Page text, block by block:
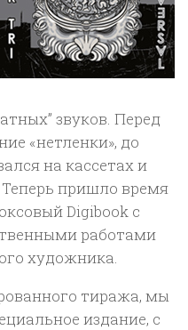
звуков. Перед
«нетленки», до
на кассетах и
пришло время
Digibook c
работами
художника.
тиража, мы
издание, с